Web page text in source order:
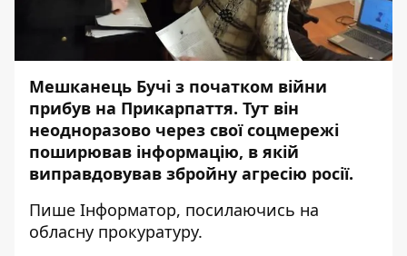
Мешканець Бучі з початком війни
прибув на Прикарпаття. Тут він
неодноразово через свої соцмережі
поширював інформацію, в якій
виправдовував збройну агресію росії.
Пише Інформатор, посилаючись на
обласну прокуратуру.